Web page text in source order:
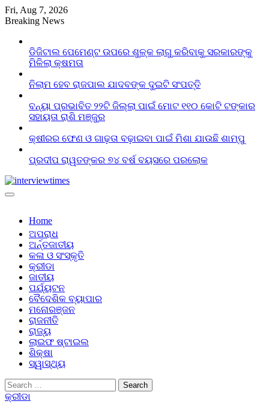
Skip
to
Fri, Aug 7, 2026
Breaking News
ଡିଜିଟାଲ ପେମେଣ୍ଟ ଉପରେ ଶୁଳ୍କ ଲାଗୁ କରିବାକୁ ସରକାରଙ୍କୁ
ମିଳିଲା କ୍ଷମତା
ନିଲାମ ହେବ ରାଜପାଲ ଯାଦବଙ୍କ ଦୁଇଟି ସଂପତ୍ତି
ବନ୍ୟା ପ୍ରଭାବିତ ୨୨ଟି ଜିଲ୍ଲା ପାଇଁ ମୋଟ ୧୧୦ କୋଟି ଟଙ୍କାର
ସହାୟତା ରାଶି ମଞ୍ଜୁର
କ୍ଷୀରର ଫେଣ ଓ ଗାଢ଼ତା ବଢ଼ାଇବା ପାଇଁ ମିଶା ଯାଉଛି ଶାମ୍ପୁ
ପ୍ରଦୀପ ରାୱତଙ୍କର ୭୪ ବର୍ଷ ବୟସରେ ପରଲୋକ
Home
ଅପରାଧ
ଅର୍ନ୍ତଜାତୀୟ
କଳା ଓ ସଂସ୍କୃତି
କ୍ରୀଡା
ଜାତୀୟ
ପର୍ଯ୍ୟଟନ
ବୈଦେଶିକ ବ୍ୟାପାର
ମନୋରଞ୍ଜନ
ରାଜନୀତି
ରାଜ୍ୟ
ଲାଇଫ ଷ୍ଟାଇଲ
ଶିକ୍ଷା
ସ୍ୱାସ୍ଥ୍ୟ
Search
for:
କ୍ରୀଡା